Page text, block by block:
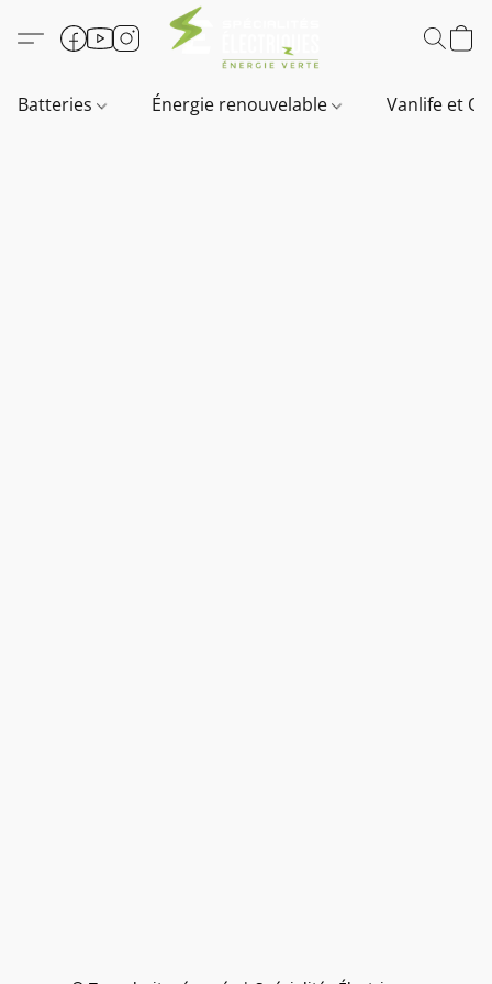
Batteries Énergie renouvelable Vanlife et